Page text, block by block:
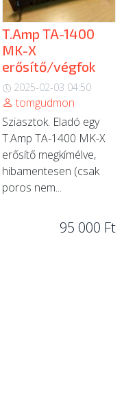
T.Amp TA-1400
MK-X
erősítő/végfok
2025-02-03 04:50
tomgudmon
Sziasztok. Eladó egy
T.Amp TA-1400 MK-X
erősítő megkímélve,
hibamentesen (csak
poros nem...
95 000 Ft